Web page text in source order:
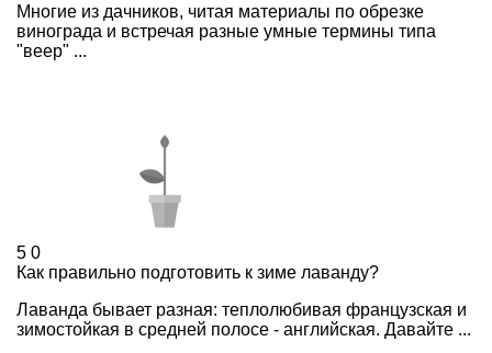
Многие из дачников, читая материалы по обрезке
винограда и встречая разные умные термины типа
"веер" ...
5 0
Как правильно подготовить к зиме лаванду?
Лаванда бывает разная: теплолюбивая французская и
зимостойкая в средней полосе - английская. Давайте ...